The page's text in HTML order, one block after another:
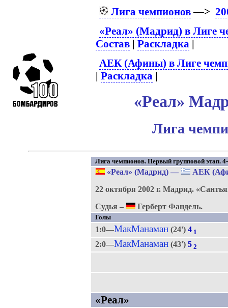
Лига чемпионов—>
«Реал» (Мадрид) в Лиге
Состав |Раскладка |
АЕК (Афины) в Лиге
|Раскладка |
«Реал»
Лига
Лига чемпионов. Первый групповой этап.
«Реал» (Мадрид)—
АЕК
22 октября 2002 г. Мадрид.
Судья –
Герберт Фандель.
Голы
1:0—МакМанаман(24') 4 1
2:0—МакМанаман(43') 5 2
«Реал»